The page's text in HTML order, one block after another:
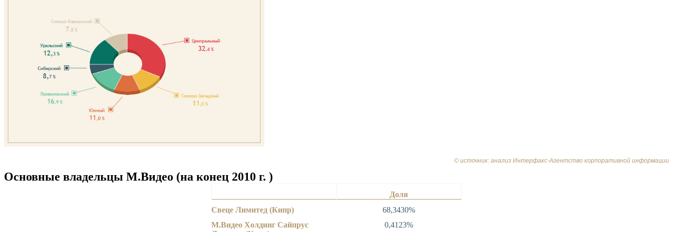
© источник: анализ Интерфакс-Агентство корпоративной информации
Основные владельцы М.Видео (на конец 2010 г. )
Доля
Свеце Лимитед (Кипр)
68,3430%
М.Видео Холдинг Сайпрус
0,4123%